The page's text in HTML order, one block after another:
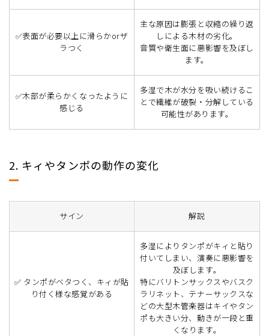
✅表面が必要以上に滑らかorザ
ラつく
主な原因は膨張と収縮の繰り返
しによる木材の劣化。
音質や衛生面に悪影響を及ぼし
ます。
✅木部が柔らかくなったように
感じる
多湿で木が水分を吸い続けるこ
とで繊維が破裂・分解している
可能性があります。
2. キィやタンポの動作の変化
サイン 解説
✅ タンポがベタつく、キィが貼
り付く様な感覚がある
多湿によりタンポがキィと貼り
付いてしまい、演奏に悪影響を
及ぼします。
特にバリトンサックスやバスク
ラリネット、テナーサックスな
どの大型木管楽器はキイやタン
ポも大きい分、動きが一段と重
くなります。